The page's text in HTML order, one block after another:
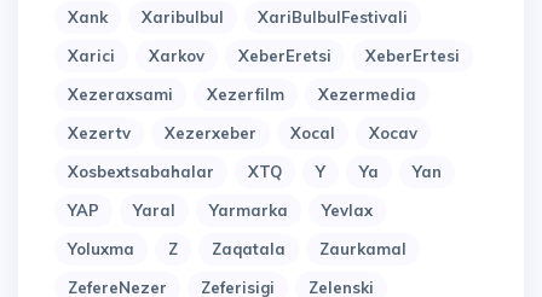
Xank
Xaribulbul
XariBulbulFestivali
Xarici
Xarkov XeberEretsi
XeberErtesi
Xezeraxsami
Xezerfilm
Xezermedia
Xezertv
Xezerxeber Xocal
Xocav
Xosbextsabahalar
XTQ Y Ya
Yan
YAP
Yaral Yarmarka
Yevlax
Yoluxma
Z Zaqatala
Zaurkamal
ZefereNezer
Zeferisigi Zelenski